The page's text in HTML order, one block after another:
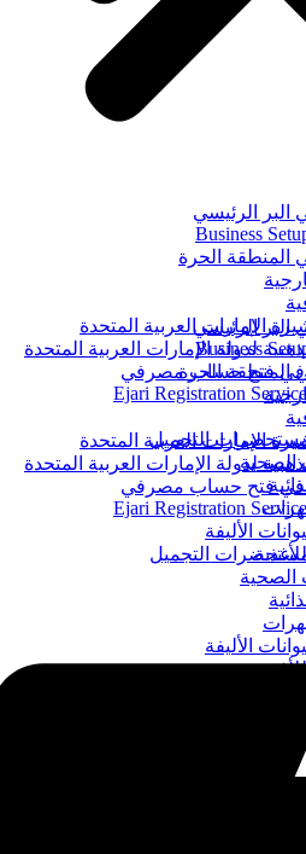
الرئيسي
Business
الحرة
الإمارات العربية المتحدة
لدولة الإمارات العربية المتحدة
في فتح حساب مصرفي
Ejari Registration
التجميل
الصحية
الأليفة
الرئيسي
Business
الحرة
الإمارات العربية المتحدة
لدولة الإمارات العربية المتحدة
في فتح حساب مصرفي
Ejari Registration
التجميل
الصحية
الأليفة